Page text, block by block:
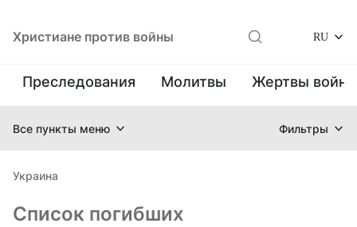
Христиане против войны RU
Преследования Молитвы Жертвы
Все пункты меню Фильтры
Украина
Список погибших